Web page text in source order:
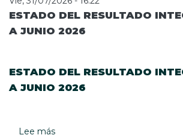
CON
CORTE
2026
ESTADO DEL RESULTADO
A JUNIO 2026
ESTADO DEL RESULTADO
A JUNIO 2026
Lee más